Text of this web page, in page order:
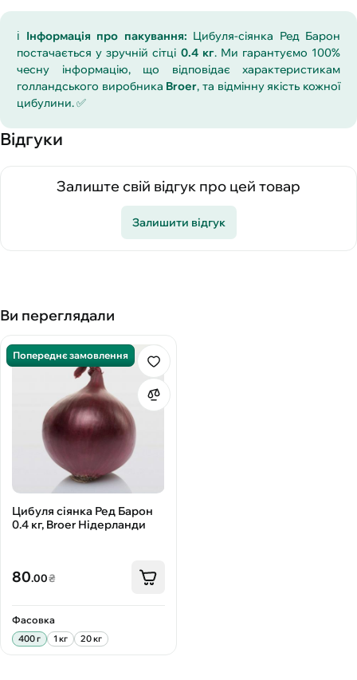
ℹ️ Інформація про пакування: Цибуля-сіянка Ред Барон
постачається у зручній сітці 0.4 кг. Ми гарантуємо 100%
чесну інформацію, що відповідає характеристикам
голландського виробника Broer, та відмінну якість кожної
цибулини. ✅
Відгуки
Залиште свій відгук про цей товар
Залишити відгук
Ви переглядали
Попереднє замовлення
Цибуля сіянка Ред Барон
0.4 кг, Broer Нідерланди
80.00₴
Фасовка
400 г 1 кг 20 кг